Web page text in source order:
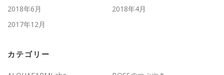
2018年6月
2018年4月
2017年12月
カテゴリー